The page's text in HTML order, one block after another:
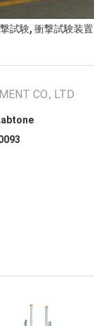
試験, 衝撃試験装置
CO., LTD